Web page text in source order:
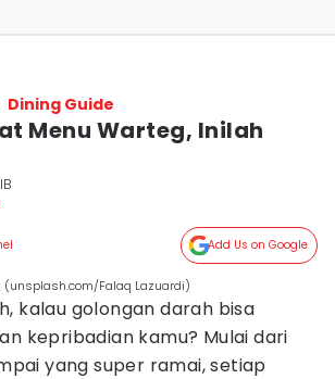
Dining Guide
Menu Warteg, Inilah
Add Us on Google
(unsplash.com/Falaq Lazuardi)
kalau golongan darah bisa
kepribadian kamu? Mulai dari
yang super ramai, setiap